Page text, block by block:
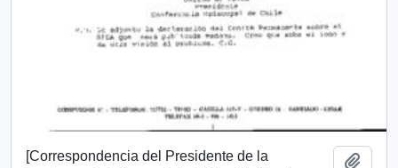
[Correspondencia del Presidente de la